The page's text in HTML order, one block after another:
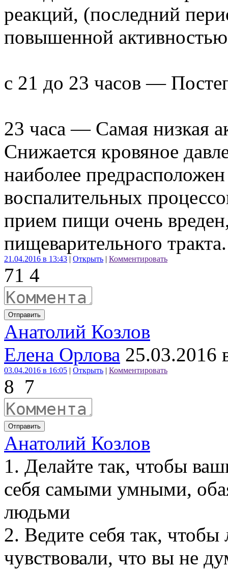
реакций, (последний
повышенной
с 21 до 23 часов —
23 часа — Самая низкая
Снижается кровяное
наиболее
воспалительных
прием пищи очень
пищеварительного тракта.
21.04.2016 в 13:43 | Открыть | Комментировать
71 4
Отправить
Анатолий Козлов
Елена Орлова 25.03.2016
03.04.2016 в 16:05 | Открыть | Комментировать
8 7
Отправить
Анатолий Козлов
1. Делайте так, чтобы
себя самыми умными,
людьми
2. Ведите себя так,
чувствовали, что вы не